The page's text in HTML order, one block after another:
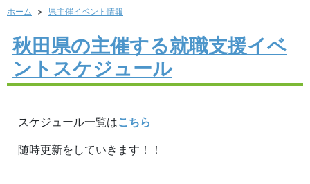
ホーム 県主催イベント情報
秋田県の主催する就職支援イベ
ントスケジュール
スケジュール一覧はこちら
随時更新をしていきます！！